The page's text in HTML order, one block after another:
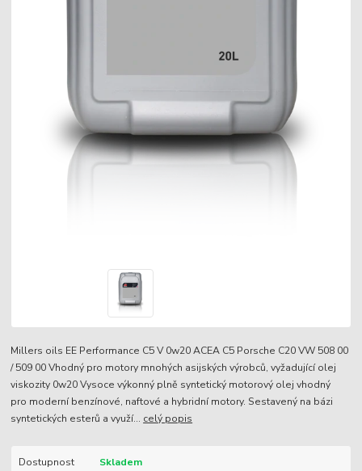
Millers oils EE Performance C5 V 0w20 ACEA C5 Porsche C20 VW 508 00
/ 509 00 Vhodný pro motory mnohých asijských výrobců, vyžadující olej
viskozity 0w20 Vysoce výkonný plně syntetický motorový olej vhodný
pro moderní benzínové, naftové a hybridní motory. Sestavený na bázi
syntetických esterů a využí... celý popis
Dostupnost
Skladem